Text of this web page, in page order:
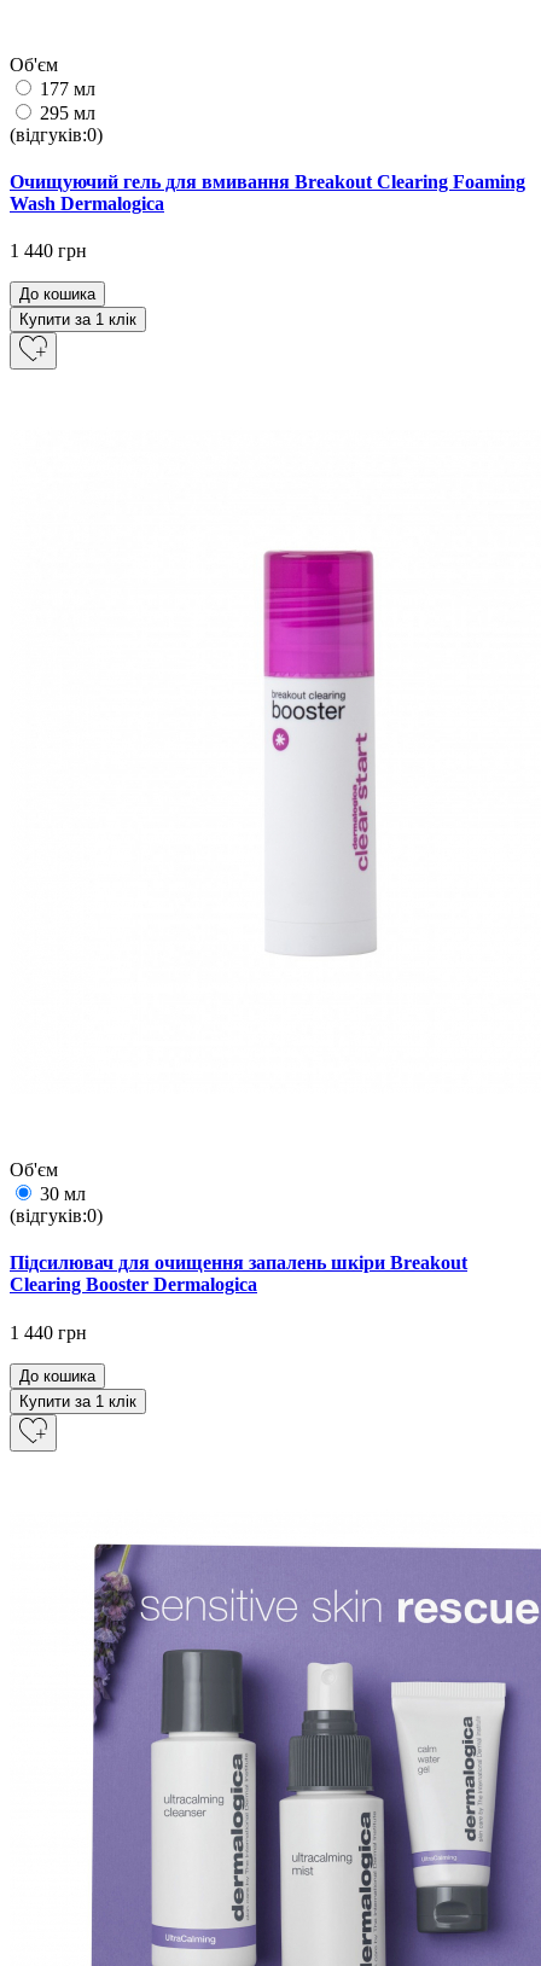
Об'єм
177 мл
295 мл
(відгуків:0)
Очищуючий гель для вмивання Breakout Clearing Foaming
Wash Dermalogica
1 440 грн
До кошика
Купити за 1 клiк
Об'єм
30 мл
(відгуків:0)
Підсилювач для очищення запалень шкіри Breakout
Clearing Booster Dermalogica
1 440 грн
До кошика
Купити за 1 клiк